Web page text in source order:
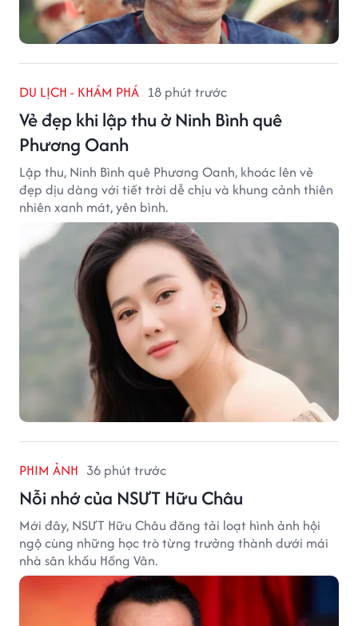
DU LỊCH - KHÁM PHÁ 18 phút trước
Vẻ đẹp khi lập thu ở Ninh Bình quê
Phương Oanh
Lập thu, Ninh Bình quê Phương Oanh, khoác lên vẻ
đẹp dịu dàng với tiết trời dễ chịu và khung cảnh thiên
nhiên xanh mát, yên bình.
PHIM ẢNH 36 phút trước
Nỗi nhớ của NSƯT Hữu Châu
Mới đây, NSƯT Hữu Châu đăng tải loạt hình ảnh hội
ngộ cùng những học trò từng trưởng thành dưới mái
nhà sân khấu Hồng Vân.